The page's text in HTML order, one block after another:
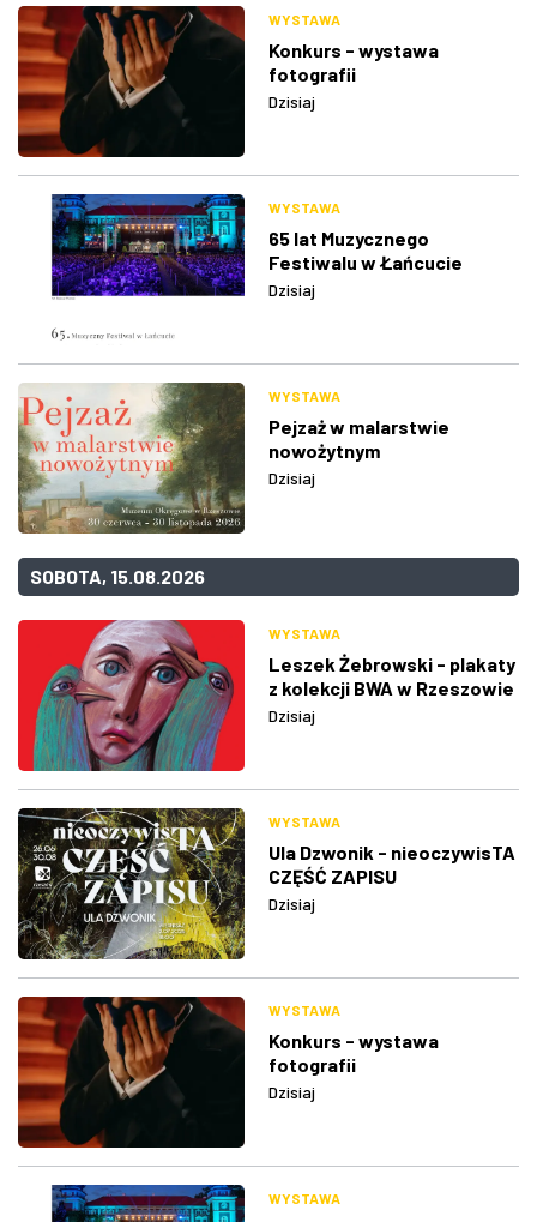
WYSTAWA
Konkurs - wystawa
fotografii
Dzisiaj
WYSTAWA
65 lat Muzycznego
Festiwalu w Łańcucie
Dzisiaj
WYSTAWA
Pejzaż w malarstwie
nowożytnym
Dzisiaj
SOBOTA, 15.08.2026
WYSTAWA
Leszek Żebrowski - plakaty
z kolekcji BWA w Rzeszowie
Dzisiaj
WYSTAWA
Ula Dzwonik - nieoczywisTA
CZĘŚĆ ZAPISU
Dzisiaj
WYSTAWA
Konkurs - wystawa
fotografii
Dzisiaj
WYSTAWA